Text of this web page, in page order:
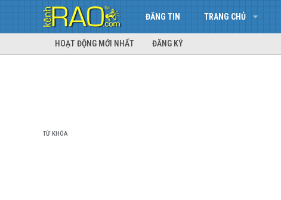
ĐĂNG TIN TRANG CHỦ
HOẠT ĐỘNG MỚI NHẤT ĐĂNG KÝ
TỪ KHÓA